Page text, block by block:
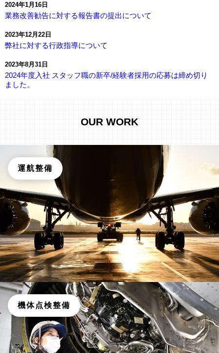
2024年1月16日
業務改善勧告に対する報告書の提出について
2023年12月22日
弊社に対する行政指導について
2023年8月31日
2024年度入社 スタッフ職の新卒/経験者採用の応募は締め切り
ました。
OUR WORK
運航整備
機体点検整備